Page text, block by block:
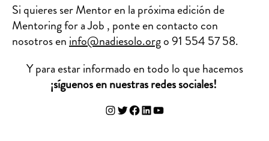
Si quieres ser Mentor en la próxima edición de
Mentoring for a Job , ponte en contacto con
nosotros eninfo@nadiesolo.orgo 91 554 57 58.
Y para estar informado en todo lo que hacemos
¡síguenos en nuestras redes sociales!
Instagram
Twitter
Facebook
LinkedIn
YouTube